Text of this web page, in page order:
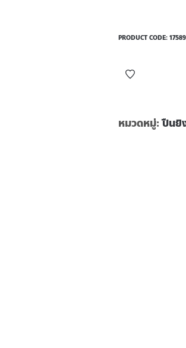
PRODUCT CODE:
หมวดหมู่:ปืนยิ